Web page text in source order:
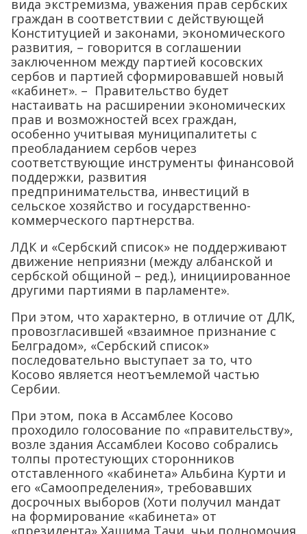
вида экстремизма, уважения прав сербских
граждан в соответствии с действующей
Конституцией и законами, экономического
развития, – говорится в соглашении
заключенном между партией косовских
сербов и партией сформировавшей новый
«кабинет». – Правительство будет
настаивать на расширении экономических
прав и возможностей всех граждан,
особенно учитывая муниципалитеты с
преобладанием сербов через
соответствующие инструменты финансовой
поддержки, развития
предпринимательства, инвестиций в
сельское хозяйство и государственно-
коммерческого партнерства.
ЛДК и «Сербский список» не поддерживают
движение неприязни (между албанской и
сербской общиной – ред.), инициированное
другими партиями в парламенте».
При этом, что характерно, в отличие от ДЛК,
провозгласившей «взаимное признание с
Белградом», «Сербский список»
последовательно выступает за то, что
Косово является неотъемлемой частью
Сербии.
При этом, пока в Ассамблее Косово
проходило голосование по «правительству»,
возле здания Ассамблеи Косово собрались
толпы протестующих сторонников
отставленного «кабинета» Альбина Курти и
его «Самоопределения», требовавших
досрочных выборов (Хоти получил мандат
на формирование «кабинета» от
«президента» Хашима Тачи, чьи полномочия